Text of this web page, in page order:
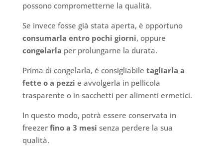
possono comprometterne la qualità.
Se invece fosse già stata aperta, è opportuno
consumarla entro pochi giorni, oppure
congelarla per prolungarne la durata.
Prima di congelarla, è consigliabile tagliarla a
fette o a pezzi e avvolgerla in pellicola
trasparente o in sacchetti per alimenti ermetici.
In questo modo, potrà essere conservata in
freezer fino a 3 mesi senza perdere la sua
qualità.